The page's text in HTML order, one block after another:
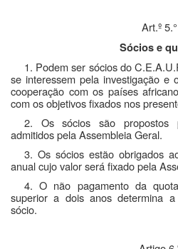
Art.º 5.°
Sócios e
1. Podem ser sócios do
se interessem pela investigação e
cooperação com os países
com os objetivos fixados nos
2. Os sócios são propostos
admitidos pela Assembleia Geral.
3. Os sócios estão obrigados
anual cujo valor será fixado pela
4. O não pagamento da
superior a dois anos determina
sócio.